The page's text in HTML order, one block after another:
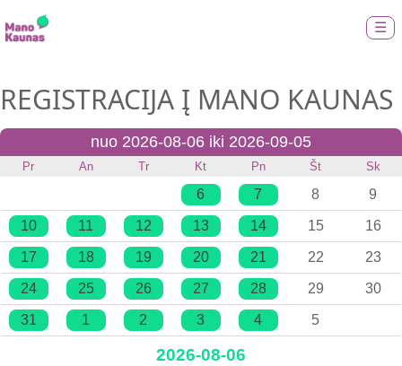
☰
REGISTRACIJA Į MANO KAUNAS
nuo 2026-08-06 iki 2026-09-05
Pr An Tr Kt Pn Št Sk
6 7 8 9
10 11 12 13 14 15 16
17 18 19 20 21 22 23
24 25 26 27 28 29 30
31 1 2 3 4 5
2026-08-06